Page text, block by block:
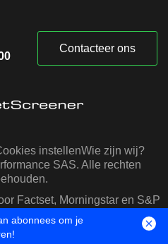
Contacteer ons
instellenWie zijn wij?
SAS. Alle rechten
Factset, Morningstar en S&P
IQ
abonnees om je